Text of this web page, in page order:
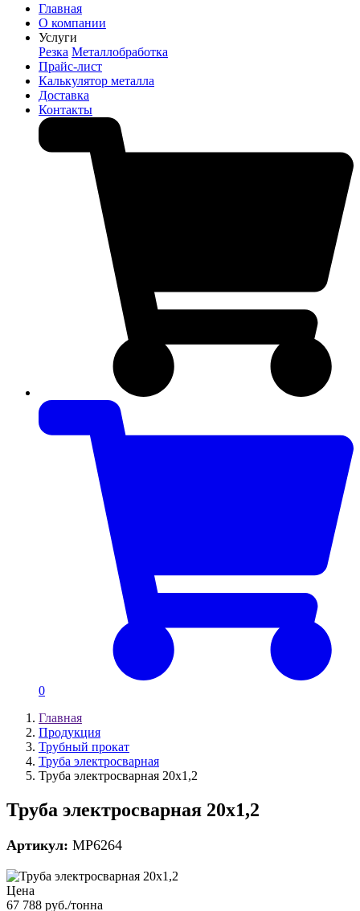
Главная
О компании
Услуги
Резка Металлобработка
Прайс-лист
Калькулятор металла
Доставка
Контакты
0
Главная
Продукция
Трубный прокат
Труба электросварная
Труба электросварная 20х1,2
Труба электросварная 20х1,2
Артикул: MP6264
Цена
67 788 руб./тонна